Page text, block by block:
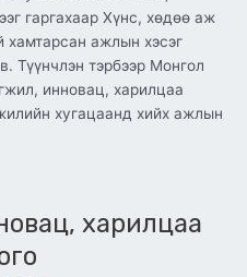
гаргахаар Хүнс, хөдөө аж
хамтарсан ажлын хэсэг
Түүнчлэн тэрбээр Монгол
инновац, харилцаа
хугацаанд хийх ажлын
харилцаа